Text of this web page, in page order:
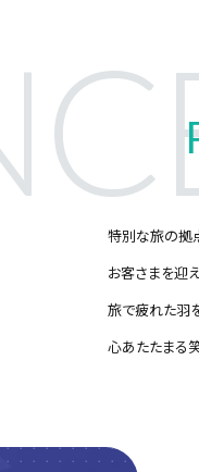
特別な旅の拠
お客さまを迎
旅で疲れた羽
心あたたまる